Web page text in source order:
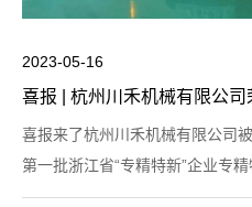
2023-05-16
喜报 | 杭州川禾机械有限公司
喜报来了杭州川禾机械有限公司
第一批浙江省“专精特新”企业专
化、精细化、特色化、新颖化特